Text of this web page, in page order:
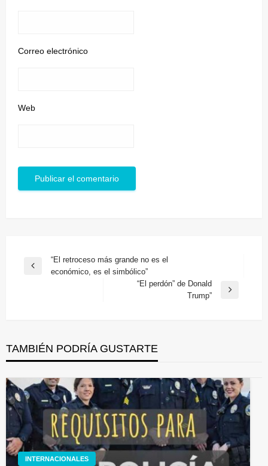
Correo electrónico
Web
Navegación
Entrada
“El retroceso más grande no es el
económico, es el simbólico”
“El perdón” de Donald
Trump”
TAMBIÉN PODRÍA GUSTARTE
INTERNACIONALES